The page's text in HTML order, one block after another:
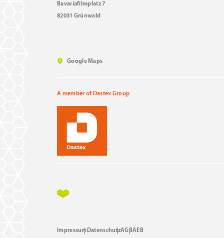
Bavariafilmplatz 7
82031 Grünwald
Google Maps
A member of Dastex Group
Impressum DatenschutzAGBAEB